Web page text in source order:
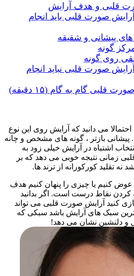
قلبی و هدف آرایش
صورت قلبی باید انجام
های پیشانی و شقیقه
گونه
روی گونه
صورت قلبی نباید انجام
قلبی گام‌ به‌ گام (۱۵ دقیقه)
می دانید که آرایش روی این نوع
بازتر ، گونه های مشخص و چانه
اشتباه در آرایش خیلی زود به
زمانی نتیجه خوبی می دهد که بر
تقلید کورکورانه از ترند ها.
کنیم یا چیزی را پنهان کنیم هدف
کردن نقاط درست است. اگر بدانید
کنید آرایش صورت قلبی می تواند
سبک های آرایش باشد سبکی که
و دلنشین نشان می دهد!